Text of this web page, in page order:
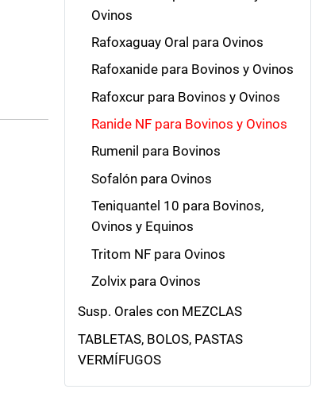
Ovinos
Rafoxaguay Oral para Ovinos
Rafoxanide para Bovinos y Ovinos
Rafoxcur para Bovinos y Ovinos
Ranide NF para Bovinos y Ovinos
Rumenil para Bovinos
Sofalón para Ovinos
Teniquantel 10 para Bovinos,
Ovinos y Equinos
Tritom NF para Ovinos
Zolvix para Ovinos
Susp. Orales con MEZCLAS
TABLETAS, BOLOS, PASTAS
VERMÍFUGOS